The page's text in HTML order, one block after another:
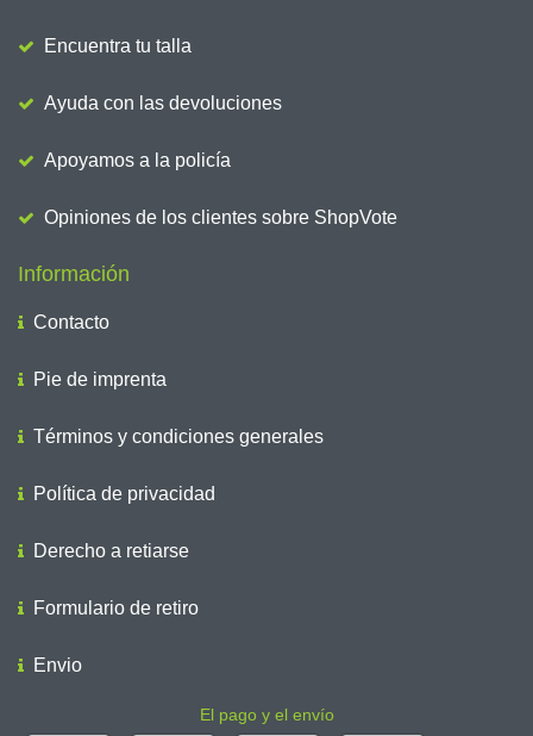
Encuentra tu talla
Ayuda con las devoluciones
Apoyamos a la policía
Opiniones de los clientes sobre ShopVote
Información
Contacto
Pie de imprenta
Términos y condiciones generales
Política de privacidad
Derecho a retiarse
Formulario de retiro
Envio
El pago y el envío